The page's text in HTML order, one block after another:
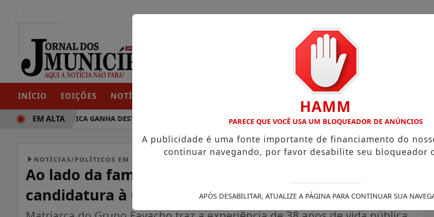
INÍCIO EDIÇÕES NOTÍCIAS
POLÍTICA GANHA DESTAQUE EM PORTO GRANDE COM ATUAÇÃO VOLTADA AO MUNICÍPIO RECEITA FEDERAL
EM ALTA
NOTÍCIAS/POLÍTICOS EM FOCO
Ao lado da família, Francisca Favacho anuncia pré-
candidatura à Câmara Federal
HAMM
PARECE QUE VOCÊ USA UM BLOQUEADOR DE ANÚNCIOS
A publicidade é uma fonte importante de financiamento do
continuar navegando, por favor desabilite seu bloqueador
APÓS DESABILITAR, ATUALIZE A PÁGINA PARA CONTINUAR SUA